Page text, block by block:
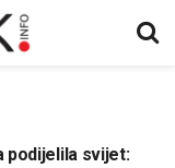
podijelila svijet: